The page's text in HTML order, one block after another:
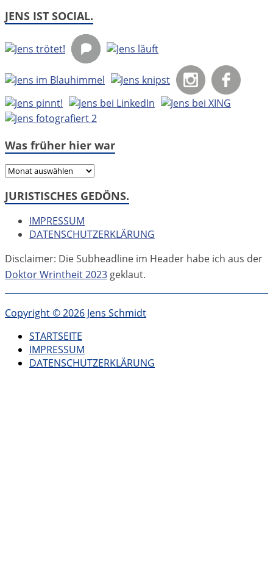
JENS IST SOCIAL.
Was früher hier war
Was
hier
JURISTISCHES GEDÖNS.
IMPRESSUM
DATENSCHUTZERKLÄRUNG
Disclaimer: Die Subheadline im Header habe ich aus der
Doktor Wrintheit 2023 geklaut.
Copyright © 2026 Jens Schmidt
STARTSEITE
IMPRESSUM
DATENSCHUTZERKLÄRUNG